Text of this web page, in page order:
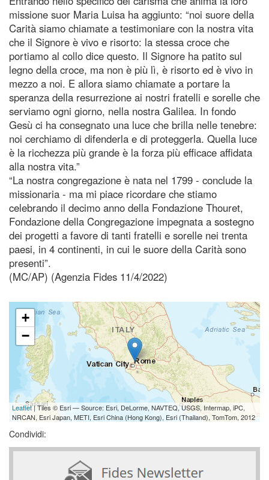
missione suor Maria Luisa ha aggiunto: “noi suore della
Carità siamo chiamate a testimoniare con la nostra vita
che il Signore è vivo e risorto: la stessa croce che
portiamo al collo dice questo. Il Signore ha patito sul
legno della croce, ma non è più lì, è risorto ed è vivo in
mezzo a noi. E allora siamo chiamate a portare la
speranza della resurrezione ai nostri fratelli e sorelle che
serviamo ogni giorno, nella nostra Galilea. In fondo
Gesù ci ha consegnato una luce che brilla nelle tenebre:
noi cerchiamo di difenderla e di proteggerla. Quella luce
è la ricchezza più grande è la forza più efficace affidata
alla nostra vita.”
“La nostra congregazione è nata nel 1799 - conclude la
missionaria - ma mi piace ricordare che stiamo
celebrando il decimo anno della Fondazione Thouret,
Fondazione della Congregazione impegnata a sostegno
dei progetti a favore di tanti fratelli e sorelle nei trenta
paesi, in 4 continenti, in cui le suore della Carità sono
presenti”.
(MC/AP) (Agenzia Fides 11/4/2022)
+
−
Leaflet| Tiles © Esri — Source: Esri, DeLorme, NAVTEQ, USGS, Intermap, iPC,
NRCAN, Esri Japan, METI, Esri China (Hong Kong), Esri (Thailand), TomTom, 2012
Condividi: